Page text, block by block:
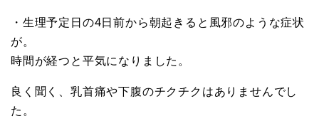
・生理予定日の4日前から朝起きると風邪のような症状
が。
時間が経つと平気になりました。
良く聞く、乳首痛や下腹のチクチクはありませんでし
た。